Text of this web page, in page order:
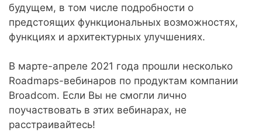
будущем, в том числе подробности о
предстоящих функциональных возможностях,
функциях и архитектурных улучшениях.
В марте-апреле 2021 года прошли несколько
Roadmaps-вебинаров по продуктам компании
Broadcom. Если Вы не смогли лично
поучаствовать в этих вебинарах, не
расстраивайтесь!